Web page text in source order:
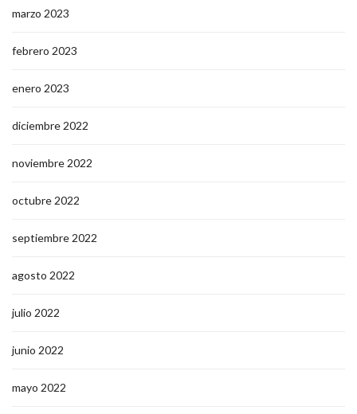
marzo 2023
febrero 2023
enero 2023
diciembre 2022
noviembre 2022
octubre 2022
septiembre 2022
agosto 2022
julio 2022
junio 2022
mayo 2022